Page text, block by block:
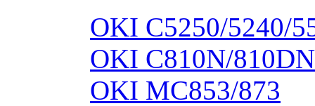
OKI C5250/5240/
OKI C810N/
OKI MC853/873